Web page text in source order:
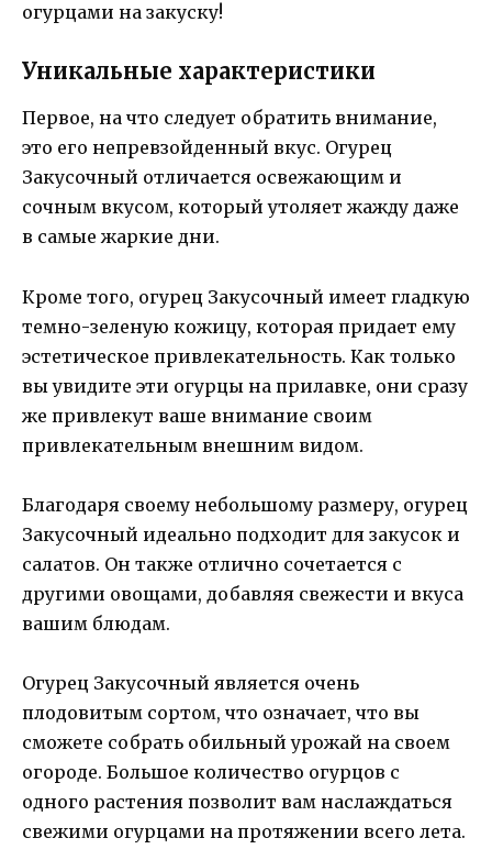
огурцами на закуску!
Уникальные характеристики
Первое, на что следует обратить внимание,
это его непревзойденный вкус. Огурец
Закусочный отличается освежающим и
сочным вкусом, который утоляет жажду даже
в самые жаркие дни.
Кроме того, огурец Закусочный имеет гладкую
темно-зеленую кожицу, которая придает ему
эстетическое привлекательность. Как только
вы увидите эти огурцы на прилавке, они сразу
же привлекут ваше внимание своим
привлекательным внешним видом.
Благодаря своему небольшому размеру, огурец
Закусочный идеально подходит для закусок и
салатов. Он также отлично сочетается с
другими овощами, добавляя свежести и вкуса
вашим блюдам.
Огурец Закусочный является очень
плодовитым сортом, что означает, что вы
сможете собрать обильный урожай на своем
огороде. Большое количество огурцов с
одного растения позволит вам наслаждаться
свежими огурцами на протяжении всего лета.